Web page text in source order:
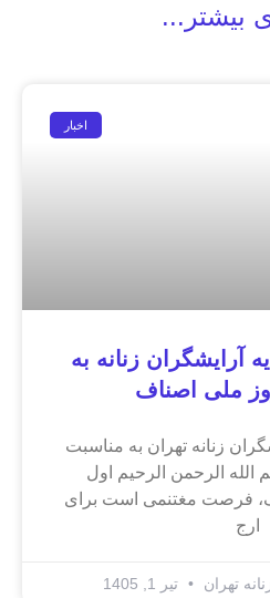
بیشتر...
اخبار
آرایشگران زنانه به
ملی اصناف
زنانه تهران به مناسبت
الرحمن الرحیم اول
فرصت مغتنمی است برای
ارج
تهران تیر 1, 1405